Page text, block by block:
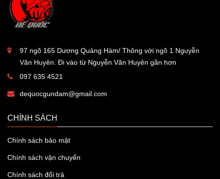
97 ngõ 165 Dương Quảng Hàm/ Thông với ngõ 1 Nguyễn
Văn Huyên. Đi vào từ Nguyễn Văn Huyên gần hơn
097 635 4521
dequocgundam@gmail.com
CHÍNH SÁCH
Chính sách bảo mật
Chính sách vận chuyển
Chính sách đổi trả